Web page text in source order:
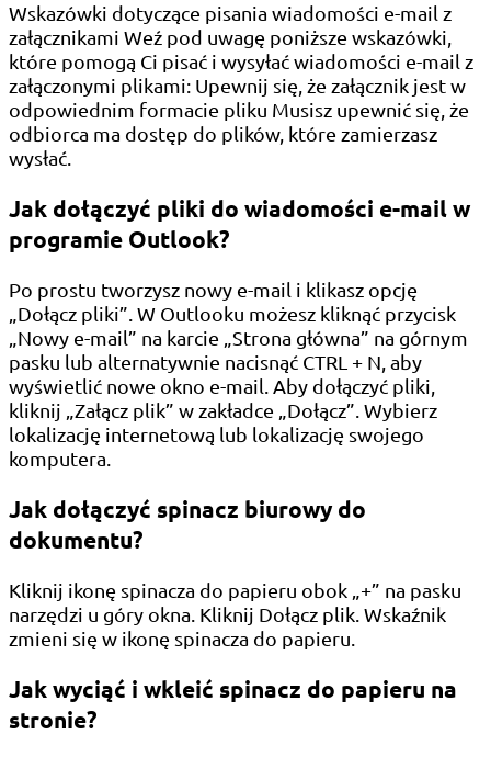
Wskazówki dotyczące pisania wiadomości e-mail z
załącznikami Weź pod uwagę poniższe wskazówki,
które pomogą Ci pisać i wysyłać wiadomości e-mail z
załączonymi plikami: Upewnij się, że załącznik jest w
odpowiednim formacie pliku Musisz upewnić się, że
odbiorca ma dostęp do plików, które zamierzasz
wysłać.
Jak dołączyć pliki do wiadomości e-mail w
programie Outlook?
Po prostu tworzysz nowy e-mail i klikasz opcję
„Dołącz pliki”. W Outlooku możesz kliknąć przycisk
„Nowy e-mail” na karcie „Strona główna” na górnym
pasku lub alternatywnie nacisnąć CTRL + N, aby
wyświetlić nowe okno e-mail. Aby dołączyć pliki,
kliknij „Załącz plik” w zakładce „Dołącz”. Wybierz
lokalizację internetową lub lokalizację swojego
komputera.
Jak dołączyć spinacz biurowy do
dokumentu?
Kliknij ikonę spinacza do papieru obok „+” na pasku
narzędzi u góry okna. Kliknij Dołącz plik. Wskaźnik
zmieni się w ikonę spinacza do papieru.
Jak wyciąć i wkleić spinacz do papieru na
stronie?